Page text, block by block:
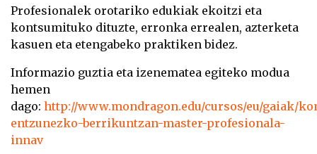
Profesionalek orotariko edukiak ekoitzi eta
kontsumituko dituzte, erronka errealen, azterketa
kasuen eta etengabeko praktiken bidez.
Informazio guztia eta izenematea egiteko modua
hemen
dago: http://www.mondragon.edu/cursos/eu/gaiak/
entzunezko-berrikuntzan-master-profesionala-
innav